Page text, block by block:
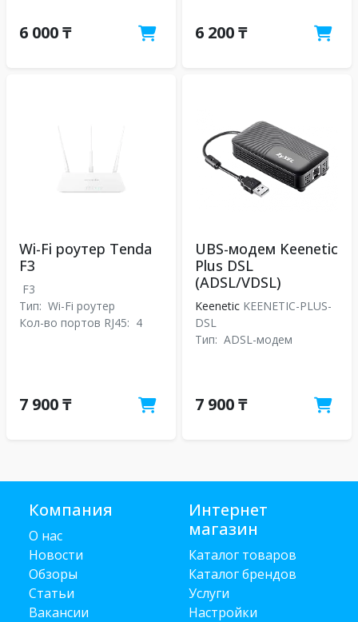
6 000 ₸ 6 200 ₸
Wi-Fi роутер Tenda
F3
F3
Тип: Wi-Fi роутер
Кол-во портов RJ45: 4
7 900 ₸
UBS-модем Keenetic
Plus DSL
(ADSL/VDSL)
Keenetic KEENETIC-PLUS-
DSL
Тип: ADSL-модем
7 900 ₸
Компания
О нас
Новости
Обзоры
Статьи
Вакансии
Интернет
магазин
Каталог товаров
Каталог брендов
Услуги
Настройки